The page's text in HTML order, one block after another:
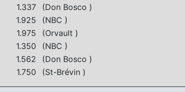
1.337 (Don Bosco )
1.925
(NBC )
1.975
(Orvault )
1.350
(NBC )
1.562
(Don Bosco )
1.750 (St-Brévin )